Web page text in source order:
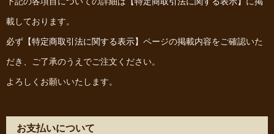
載しております。
必ず 【特定商取引法に関する表示】 ページの掲載内容をご確認いた
だき、ご了承のうえでご注文ください。
よろしくお願いいたします。
お支払いについて